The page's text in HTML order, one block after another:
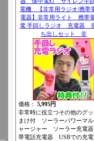
電機 【非常用ラジオ/携帯
電器】非常用ライト 携帯
電 手回しラジオ 充電器
ち出しセット 非
価格： 5,995円
非常時に役立つその他のグ
まけ付 ソーラーパワーマ
ャージャー ソーラー充電
帯電話充電器 USBでの充